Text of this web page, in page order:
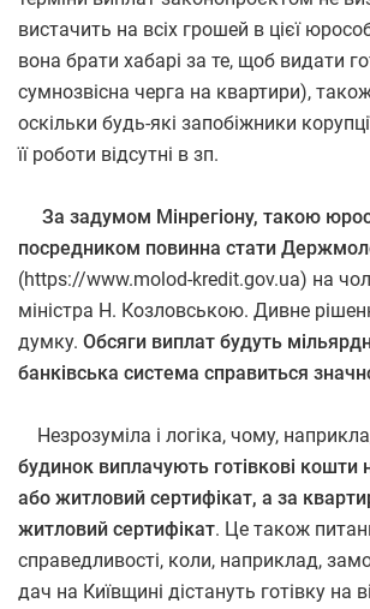
вистачить на всіх грошей в цієї
вона брати хабарі за те, щоб видати
сумнозвісна черга на квартири),
оскільки будь-які запобіжники
її роботи відсутні в зп.
За задумом Мінрегіону, такою
посредником повинна стати
(https://www.molod-kredit.gov.ua) на
міністра Н. Козловською. Дивне
думку. Обсяги виплат будуть
банківська система справиться
Незрозуміла і логіка, чому,
будинок виплачують готівкові кошти
або житловий сертифікат, а за
житловий сертифікат. Це також
справедливості, коли, наприклад,
дач на Київщині дістануть готівку на